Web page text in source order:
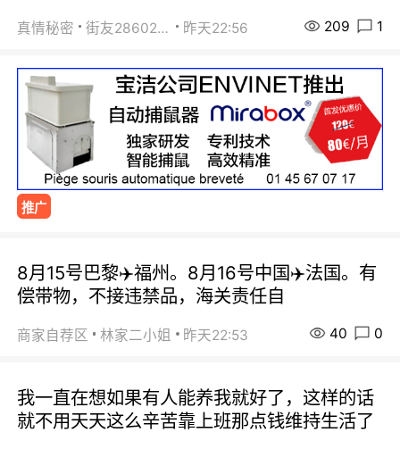
真情秘密 街友28602925 昨天22:56 209 1
推广
8月15号巴黎✈️福州。8月16号中国✈️法国。有
偿带物，不接违禁品，海关责任自
商家自荐区 林家二小姐 昨天22:53 40 0
我一直在想如果有人能养我就好了，这样的话
就不用天天这么辛苦靠上班那点钱维持生活了